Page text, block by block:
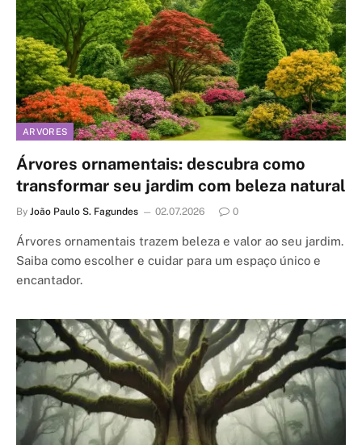
ARVORES
Árvores ornamentais: descubra como
transformar seu jardim com beleza natural
By João Paulo S. Fagundes 02.07.2026 0
Árvores ornamentais trazem beleza e valor ao seu jardim.
Saiba como escolher e cuidar para um espaço único e
encantador.